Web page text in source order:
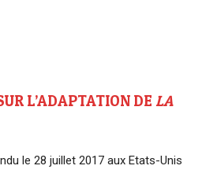
L’ADAPTATION DE LA
le 28 juillet 2017 aux Etats-Unis